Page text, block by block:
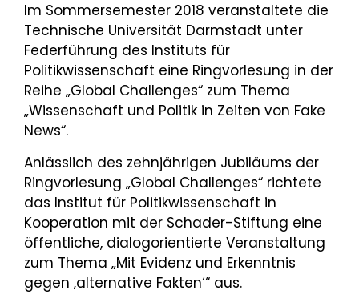
Im Sommersemester 2018 veranstaltete die
Technische Universität Darmstadt unter
Federführung des Instituts für
Politikwissenschaft eine Ringvorlesung in der
Reihe „Global Challenges“ zum Thema
„Wissenschaft und Politik in Zeiten von Fake
News“.
Anlässlich des zehnjährigen Jubiläums der
Ringvorlesung „Global Challenges“ richtete
das Institut für Politikwissenschaft in
Kooperation mit der Schader-Stiftung eine
öffentliche, dialogorientierte Veranstaltung
zum Thema „Mit Evidenz und Erkenntnis
gegen ‚alternative Fakten‘“ aus.